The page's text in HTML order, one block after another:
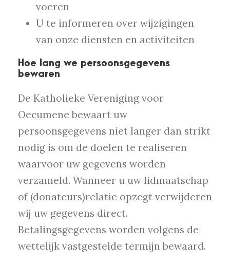
voeren
U te informeren over wijzigingen
van onze diensten en activiteiten
Hoe lang we persoonsgegevens
bewaren
De Katholieke Vereniging voor
Oecumene bewaart uw
persoonsgegevens niet langer dan strikt
nodig is om de doelen te realiseren
waarvoor uw gegevens worden
verzameld. Wanneer u uw lidmaatschap
of (donateurs)relatie opzegt verwijderen
wij uw gegevens direct.
Betalingsgegevens worden volgens de
wettelijk vastgestelde termijn bewaard.